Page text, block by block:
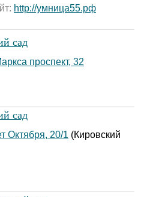
http://умница55.рф
сад
проспект, 32
сад
Октября, 20/1 (Кировский